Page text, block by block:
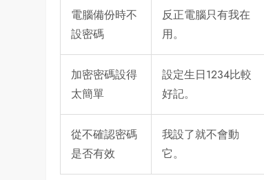
電腦備份時不
設密碼
反正電腦只有我在
用。
加密密碼設得
太簡單
設定生日1234比較
好記。
從不確認密碼
是否有效
我設了就不會動
它。